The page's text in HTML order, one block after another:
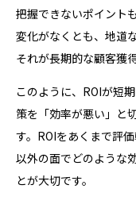
把握できないポイント
変化がなくとも、地道
それが長期的な顧客獲
このように、ROIが短
策を「効率が悪い」と
す。ROIをあくまで評
以外の面でどのような
とが大切です。